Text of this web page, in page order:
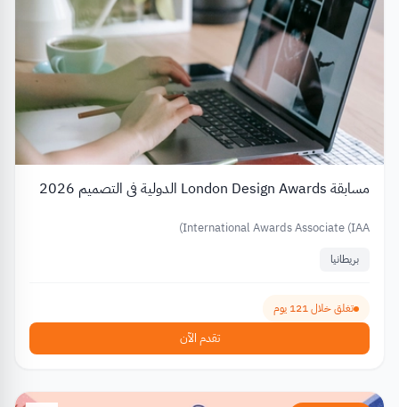
مسابقة London Design Awards الدولية في التصميم 2026
International Awards Associate (IAA)
بريطانيا
تغلق خلال 121 يوم
تقدم الآن